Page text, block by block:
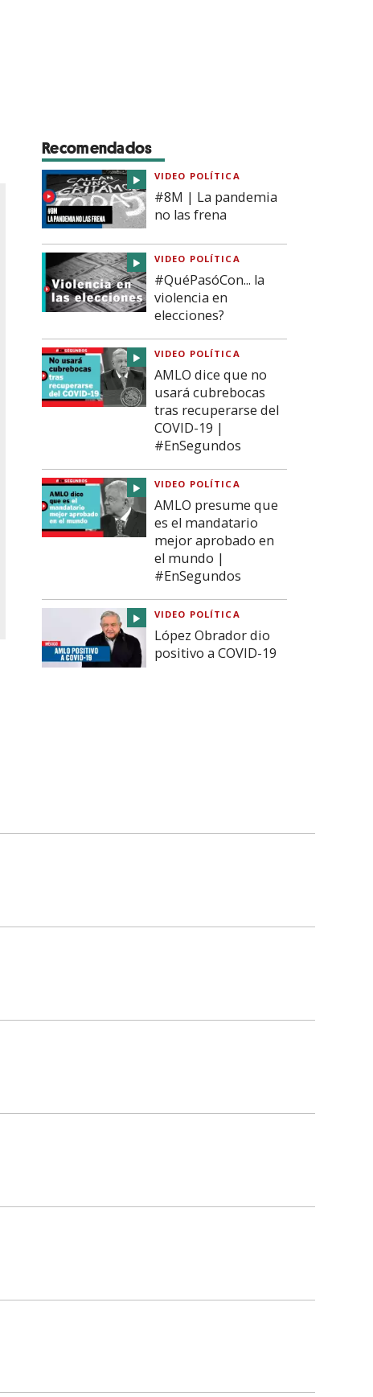
Recomendados
VIDEO POLÍTICA
#8M | La pandemia
no las frena
VIDEO POLÍTICA
#QuéPasóCon... la
violencia en
elecciones?
VIDEO POLÍTICA
AMLO dice que no
usará cubrebocas
tras recuperarse del
COVID-19 |
#EnSegundos
VIDEO POLÍTICA
AMLO presume que
es el mandatario
mejor aprobado en
el mundo |
#EnSegundos
VIDEO POLÍTICA
López Obrador dio
positivo a COVID-19